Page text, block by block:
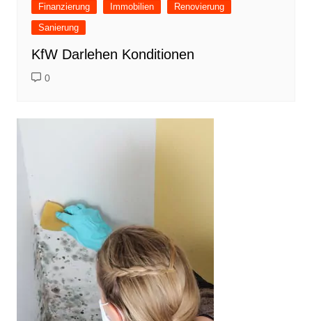
Finanzierung Immobilien
Renovierung
Sanierung
KfW Darlehen Konditionen
0